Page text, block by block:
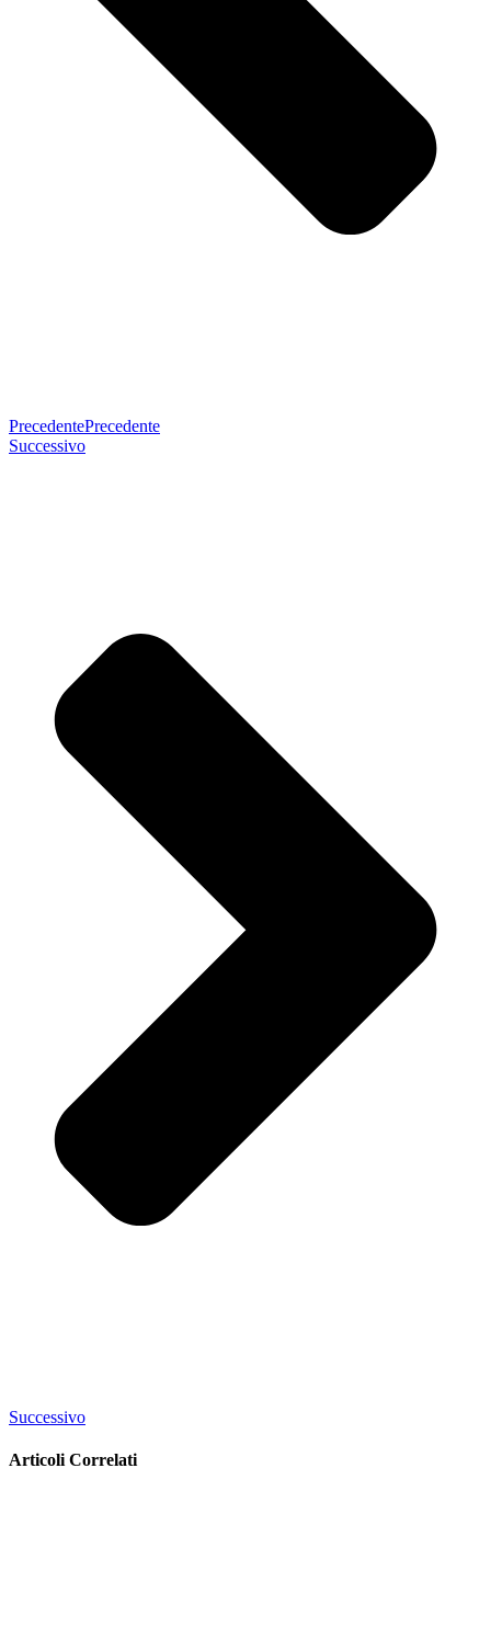
PrecedentePrecedente
Successivo
Successivo
Articoli Correlati